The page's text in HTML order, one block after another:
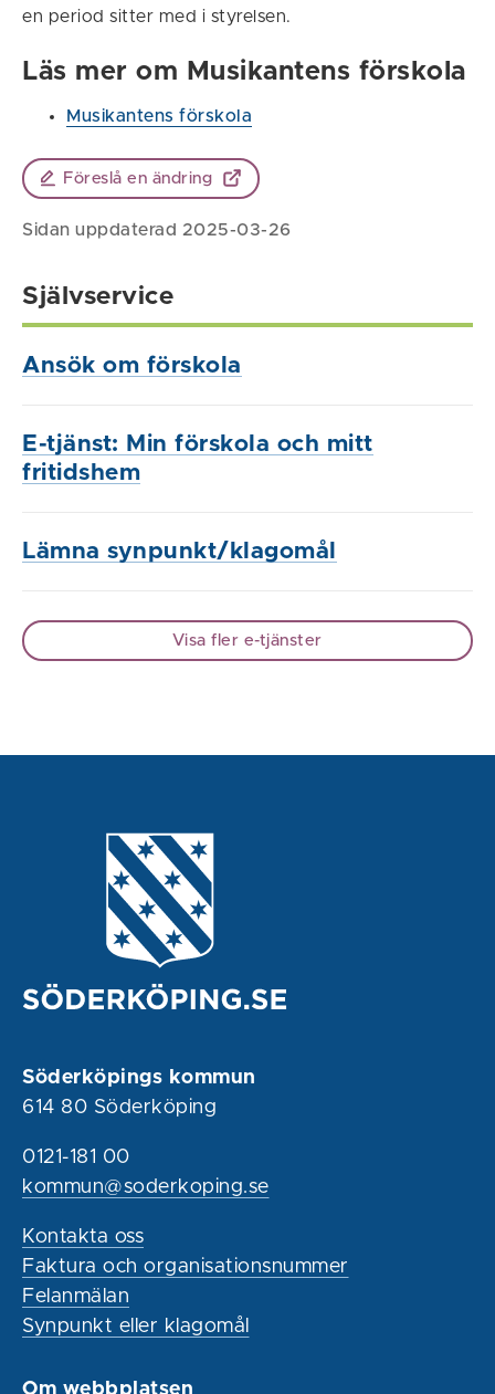
en period sitter med i styrelsen.
Läs mer om Musikantens förskola
Musikantens förskola
Föreslå en ändring
Sidan uppdaterad 2025-03-26
Självservice
Ansök om förskola
E-tjänst: Min förskola och mitt
fritidshem
Lämna synpunkt/klagomål
Visa fler e-tjänster
Söderköpings kommun
614 80 Söderköping
0121-181 00
kommun@soderkoping.se
Kontakta oss
Faktura och organisationsnummer
Felanmälan
Synpunkt eller klagomål
Om webbplatsen